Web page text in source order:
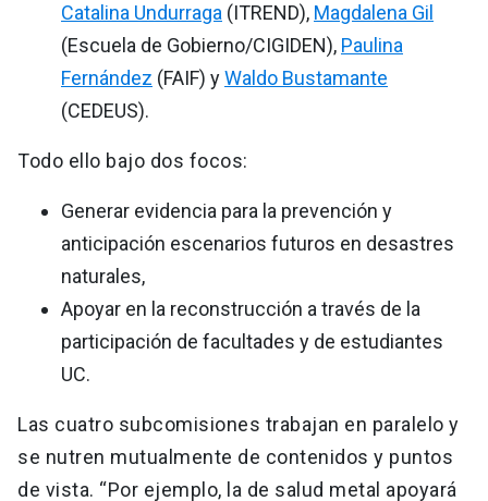
Catalina Undurraga (ITREND), Magdalena Gil
(Escuela de Gobierno/CIGIDEN), Paulina
Fernández (FAIF) yWaldo Bustamante
(CEDEUS).
Todo ello bajo dos focos:
Generar evidencia para la prevención y
anticipación escenarios futuros en desastres
naturales,
Apoyar en la reconstrucción a través de la
participación de facultades y de estudiantes
UC.
Las cuatro subcomisiones trabajan en paralelo y
se nutren mutualmente de contenidos y puntos
de vista. “Por ejemplo, la de salud metal apoyará